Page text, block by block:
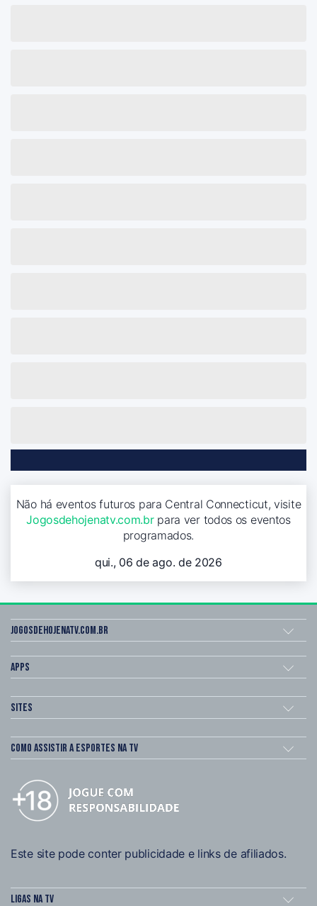
Não há eventos futuros para Central Connecticut, visite
Jogosdehojenatv.com.brpara ver todos os eventos
programados.
qui., 06 de ago. de 2026
Jogosdehojenatv.com.br
Apps
Sites
Como assistir a esportes na TV
Este site pode conter publicidade e links de afiliados.
Ligas na TV